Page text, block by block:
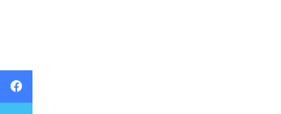
Facebook
Twitter